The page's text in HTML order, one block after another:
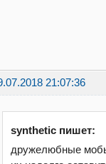
21:07:36
synthetic пишет:
дружелюбные